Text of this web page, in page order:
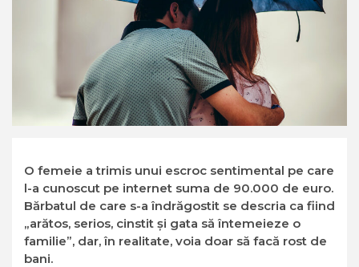
O femeie a trimis unui escroc sentimental pe care
l-a cunoscut pe internet suma de 90.000 de euro.
Bărbatul de care s-a îndrăgostit se descria ca fiind
„arătos, serios, cinstit și gata să întemeieze o
familie”, dar, în realitate, voia doar să facă rost de
bani.